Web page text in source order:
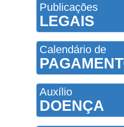
Publicações
LEGAIS
Calendário de
Auxílio
DOENÇA